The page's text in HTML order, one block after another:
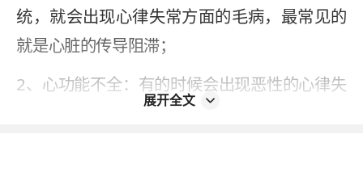
统，就会出现心律失常方面的毛病，最常见的
就是心脏的传导阻滞；
2、心功能不全：有的时候会出现恶性的心律失
常，导致心功能的不全。心肌酶高引起心肌炎
展开全文